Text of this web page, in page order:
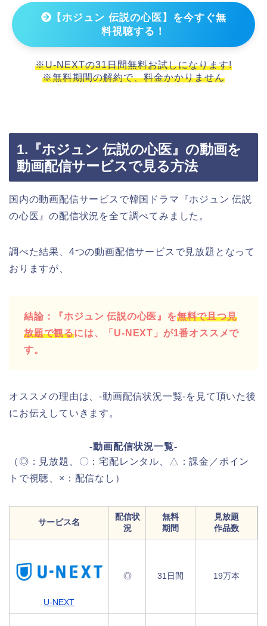
【ホジュン 伝説の心医】を今すぐ無
料視聴する！
※U-NEXTの31日間無料お試しになります!
※無料期間の解約で、料金かかりません
1.『ホジュン 伝説の心医』の動画を
動画配信サービスで見る方法
国内の動画配信サービスで韓国ドラマ『ホジュン 伝説
の心医』の配信状況を全て調べてみました。
調べた結果、4つの動画配信サービスで見放題となって
おりますが、
結論：『ホジュン 伝説の心医』を無料で且つ見
放題で観るには、「U-NEXT」が1番オススメで
す。
オススメの理由は、-動画配信状況一覧-を見て頂いた後
にお伝えしていきます。
-動画配信状況一覧-
（◎：見放題、〇：宅配レンタル、△：課金／ポイン
トで視聴、×：配信なし）
サービス名
配信状
況
無料
期間
見放題
作品数
U-NEXT
◎ 31日間 19万本